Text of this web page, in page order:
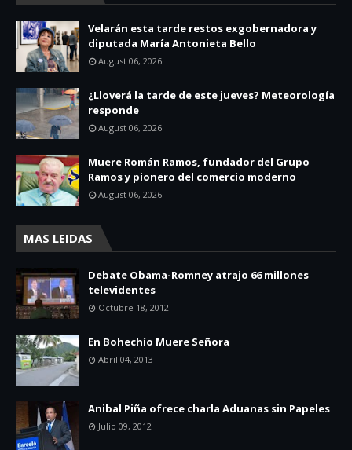
Velarán esta tarde restos exgobernadora y
diputada María Antonieta Bello
August 06, 2026
¿Lloverá la tarde de este jueves? Meteorología
responde
August 06, 2026
Muere Román Ramos, fundador del Grupo
Ramos y pionero del comercio moderno
August 06, 2026
MAS LEIDAS
Debate Obama-Romney atrajo 66 millones
televidentes
Octubre 18, 2012
En Bohechío Muere Señora
Abril 04, 2013
Anibal Piña ofrece charla Aduanas sin Papeles
Julio 09, 2012